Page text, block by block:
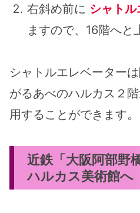
右斜め前に シャト
ますので、16階へと
シャトルエレベーター
がるあべのハルカス２
用することができます。
近鉄「大阪阿部野
ハルカス美術館へ